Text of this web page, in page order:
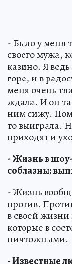
- Было у меня
своего мужа,
казино. Я
горе, и в
меня очень
ждала. И он
ним сижу.
то выиграла.
приходят и
- Жизнь в
соблазны:
- Жизнь
против.
в своей
которые в
ничтожными.
- Известные